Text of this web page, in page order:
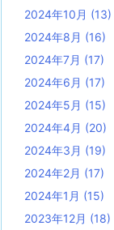
2024年10月 (13)
2024年8月 (16)
2024年7月 (17)
2024年6月 (17)
2024年5月 (15)
2024年4月 (20)
2024年3月 (19)
2024年2月 (17)
2024年1月 (15)
2023年12月 (18)